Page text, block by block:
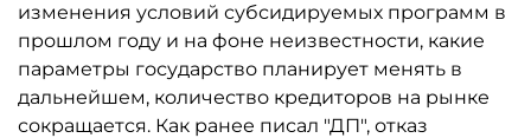
изменения условий субсидируемых программ в
прошлом году и на фоне неизвестности, какие
параметры государство планирует менять в
дальнейшем, количество кредиторов на рынке
сокращается. Как ранее писал "ДП", отказ